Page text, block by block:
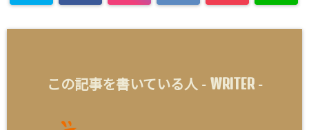
この記事を書いている人 - WRITER-